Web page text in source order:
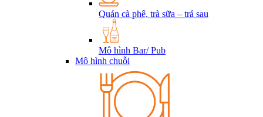
Quán cà phê, trà sữa – trả sau
Mô hình Bar/ Pub
Mô hình chuỗi